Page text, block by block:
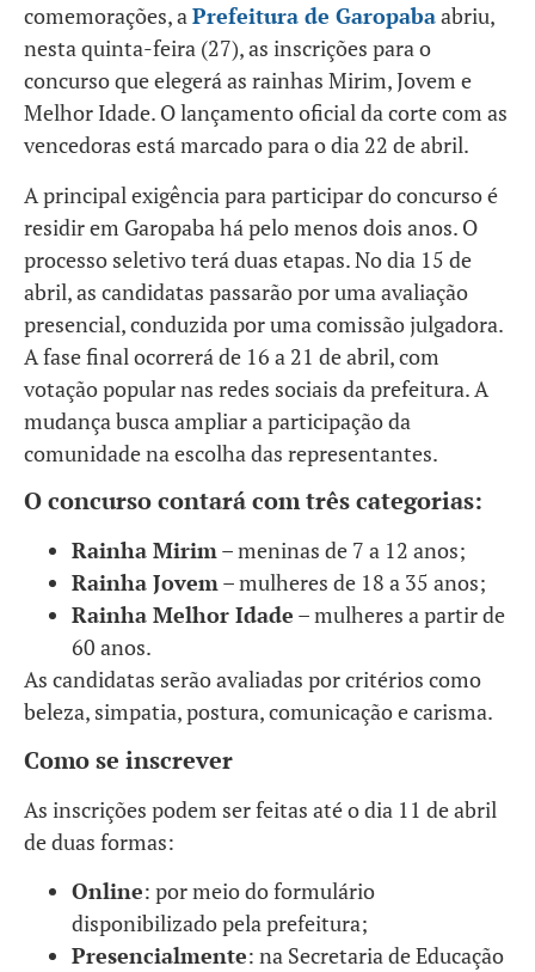
comemorações, aPrefeitura de Garopabaabriu,
nesta quinta-feira (27), as inscrições para o
concurso que elegerá as rainhas Mirim, Jovem e
Melhor Idade. O lançamento oficial da corte com as
vencedoras está marcado para o dia 22 de abril.
A principal exigência para participar do concurso é
residir em Garopaba há pelo menos dois anos. O
processo seletivo terá duas etapas. No dia 15 de
abril, as candidatas passarão por uma avaliação
presencial, conduzida por uma comissão julgadora.
A fase final ocorrerá de 16 a 21 de abril, com
votação popular nas redes sociais da prefeitura. A
mudança busca ampliar a participação da
comunidade na escolha das representantes.
O concurso contará com três categorias:
Rainha Mirim– meninas de 7 a 12 anos;
Rainha Jovem– mulheres de 18 a 35 anos;
Rainha Melhor Idade – mulheres a partir de
60 anos.
As candidatas serão avaliadas por critérios como
beleza, simpatia, postura, comunicação e carisma.
Como se inscrever
As inscrições podem ser feitas até o dia 11 de abril
de duas formas:
Online: por meio do formulário
disponibilizado pela prefeitura;
Presencialmente: na Secretaria de Educação